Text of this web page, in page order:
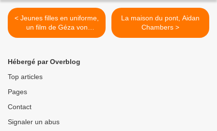
< Jeunes filles en uniforme,
un film de Géza von
Radványi (1958)
La maison du pont, Aidan
Chambers >
Hébergé par Overblog
Top articles
Pages
Contact
Signaler un abus